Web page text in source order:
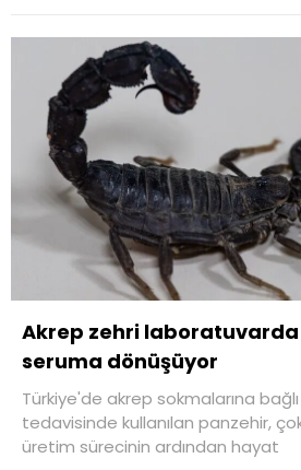
Akrep zehri
seruma dönüşüyor
Türkiye'de akrep sokmalarına
tedavisinde kullanılan panzehir,
üretim sürecinin ardından hayat